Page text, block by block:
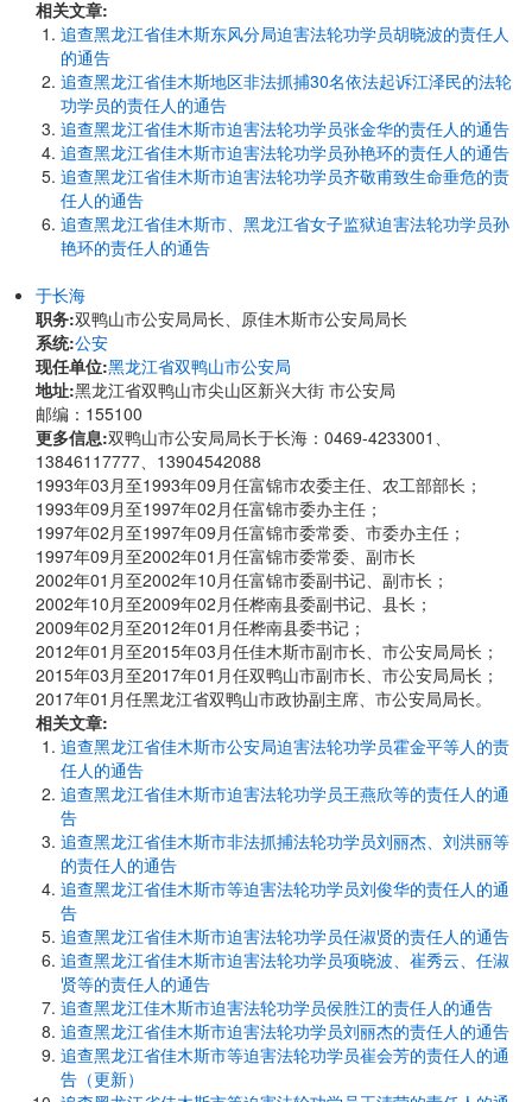
相关文章:
追查黑龙江省佳木斯东风分局迫害法轮功学员胡晓波的责任人
的通告
追查黑龙江省佳木斯地区非法抓捕30名依法起诉江泽民的法轮
功学员的责任人的通告
追查黑龙江省佳木斯市迫害法轮功学员张金华的责任人的通告
追查黑龙江省佳木斯市迫害法轮功学员孙艳环的责任人的通告
追查黑龙江省佳木斯市迫害法轮功学员齐敬甫致生命垂危的责
任人的通告
追查黑龙江省佳木斯市、黑龙江省女子监狱迫害法轮功学员孙
艳环的责任人的通告
于长海
职务:双鸭山市公安局局长、原佳木斯市公安局局长
系统:公安
现任单位:黑龙江省双鸭山市公安局
地址:黑龙江省双鸭山市尖山区新兴大街 市公安局
邮编：155100
更多信息:双鸭山市公安局局长于长海：0469-4233001、
13846117777、13904542088
1993年03月至1993年09月任富锦市农委主任、农工部部长；
1993年09月至1997年02月任富锦市委办主任；
1997年02月至1997年09月任富锦市委常委、市委办主任；
1997年09月至2002年01月任富锦市委常委、副市长
2002年01月至2002年10月任富锦市委副书记、副市长；
2002年10月至2009年02月任桦南县委副书记、县长；
2009年02月至2012年01月任桦南县委书记；
2012年01月至2015年03月任佳木斯市副市长、市公安局局长；
2015年03月至2017年01月任双鸭山市副市长、市公安局局长；
2017年01月任黑龙江省双鸭山市政协副主席、市公安局局长。
相关文章:
追查黑龙江省佳木斯市公安局迫害法轮功学员霍金平等人的责
任人的通告
追查黑龙江省佳木斯市迫害法轮功学员王燕欣等的责任人的通
告
追查黑龙江省佳木斯市非法抓捕法轮功学员刘丽杰、刘洪丽等
的责任人的通告
追查黑龙江省佳木斯市等迫害法轮功学员刘俊华的责任人的通
告
追查黑龙江省佳木斯市迫害法轮功学员任淑贤的责任人的通告
追查黑龙江省佳木斯市迫害法轮功学员项晓波、崔秀云、任淑
贤等的责任人的通告
追查黑龙江佳木斯市迫害法轮功学员侯胜江的责任人的通告
追查黑龙江省佳木斯市迫害法轮功学员刘丽杰的责任人的通告
追查黑龙江省佳木斯市等迫害法轮功学员崔会芳的责任人的通
告（更新）